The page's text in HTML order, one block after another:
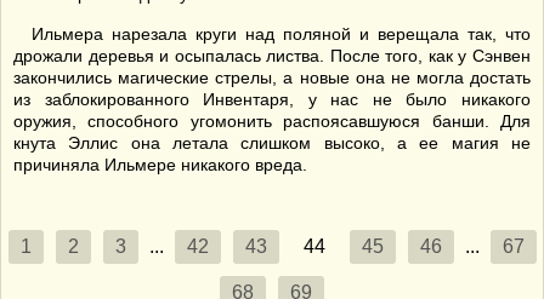
Ильмера нарезала круги над поляной и верещала так, что
дрожали деревья и осыпалась листва. После того, как у Сэнвен
закончились магические стрелы, а новые она не могла достать
из заблокированного Инвентаря, у нас не было никакого
оружия, способного угомонить распоясавшуюся банши. Для
кнута Эллис она летала слишком высоко, а ее магия не
причиняла Ильмере никакого вреда.
1 2 3 ... 42 43 44 45 46 ... 67
68 69